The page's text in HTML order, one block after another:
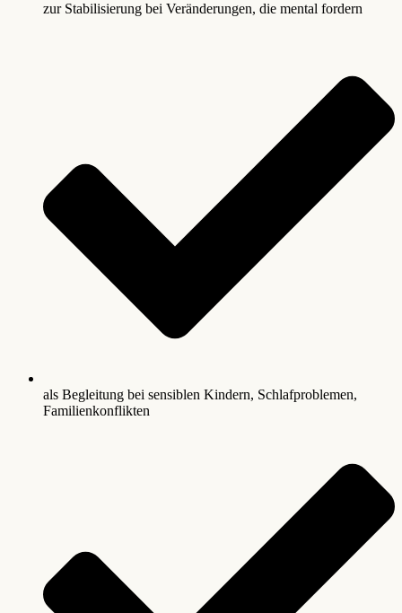
zur Stabilisierung bei Veränderungen, die mental fordern
als Begleitung bei sensiblen Kindern, Schlafproblemen,
Familienkonflikten